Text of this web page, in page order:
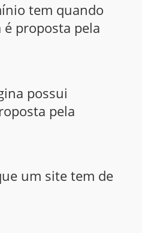
tem quando
proposta pela
possui
pela
um site tem de